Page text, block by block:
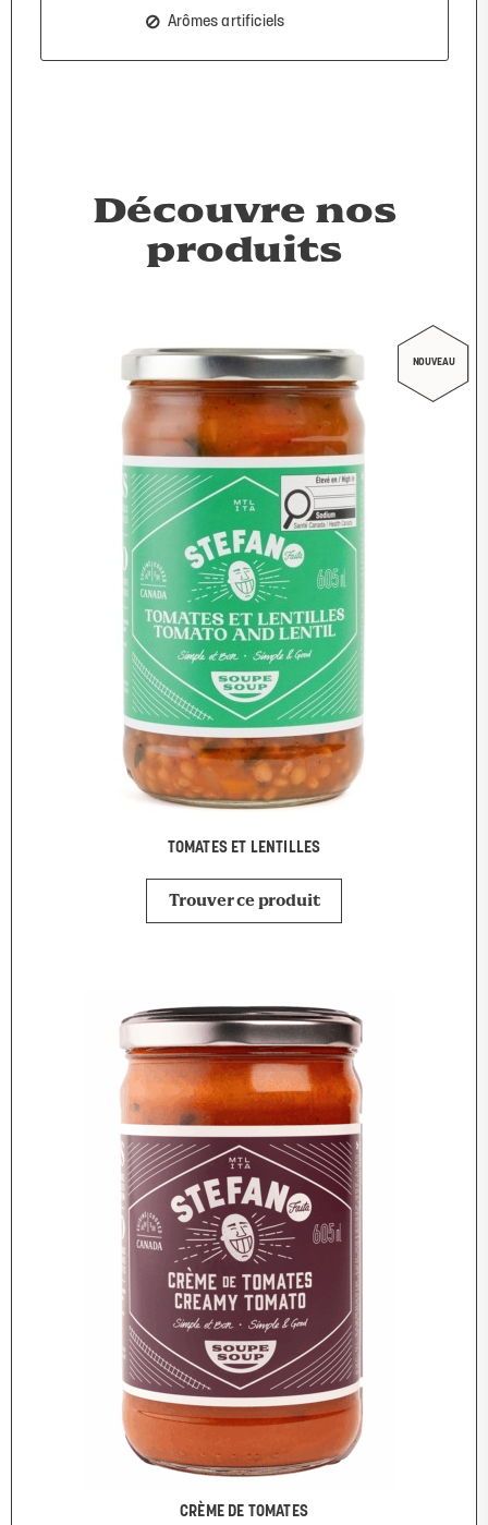
Arômes artificiels
Découvre nos
produits
NOUVEAU
TOMATES ET LENTILLES
Trouver ce produit
CRÈME DE TOMATES